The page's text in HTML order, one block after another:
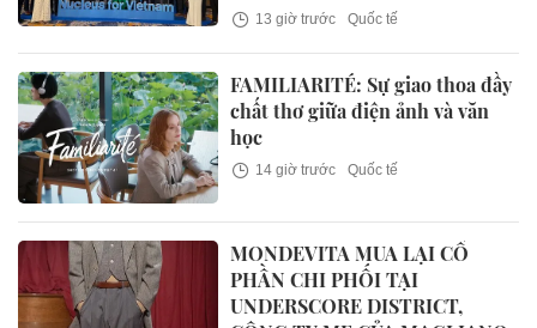
13 giờ trước Quốc tế
FAMILIARITÉ: Sự giao thoa đầy
chất thơ giữa điện ảnh và văn
học
14 giờ trước Quốc tế
MONDEVITA MUA LẠI CỔ
PHẦN CHI PHỐI TẠI
UNDERSCORE DISTRICT,